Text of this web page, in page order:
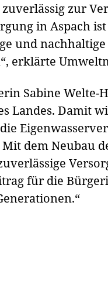
zur
in Aspach
und
erklärte
Sabine Welte-
Landes. Damit
dem Neubau
für die